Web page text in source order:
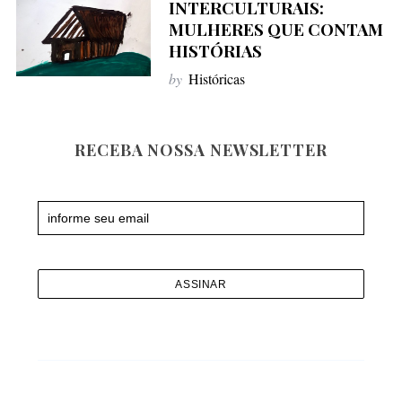
f
o
r
INTERCULTURAIS:
MULHERES QUE CONTAM
HISTÓRIAS
by Históricas
RECEBA NOSSA NEWSLETTER